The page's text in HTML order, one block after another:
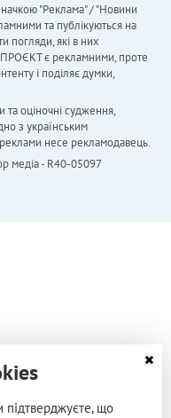
"Реклама" / "Новини
та публікуються на
погляди, які в них
є рекламними, проте
і поділяє думки,
та оціночні судження,
з українським
реклами несе рекламодавець.
медіа - R40-05097
що